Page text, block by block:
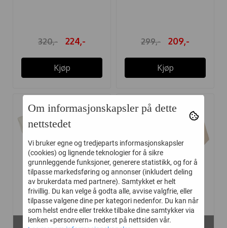
320,- 224,-
Kjøp
299,- 209,-
Kjøp
-30%
På lager i
-30%
På lager i
Om informasjonskapsler på dette
nettstedet
Vi bruker egne og tredjeparts informasjonskapsler
(cookies) og lignende teknologier for å sikre
grunnleggende funksjoner, generere statistikk, og for å
tilpasse markedsføring og annonser (inkludert deling
av brukerdata med partnere). Samtykket er helt
frivillig. Du kan velge å godta alle, avvise valgfrie, eller
tilpasse valgene dine per kategori nedenfor. Du kan når
som helst endre eller trekke tilbake dine samtykker via
lenken «personvern» nederst på nettsiden vår.